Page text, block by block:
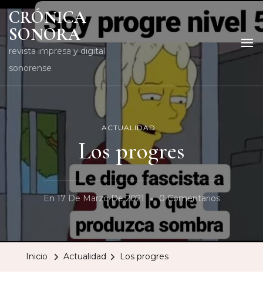
CRÓNICA
SONORA
revista impresa y digital
sonorense
ACTUALIDAD
Los progres
En17 De Marzo De 2021 0 ComentariosEn
Los
Progres
Inicio Actualidad Los progres